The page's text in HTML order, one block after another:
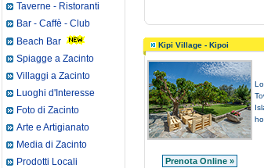
Taverne - Ristoranti
Bar - Caffè - Club
Beach Bar
Spiagge a Zacinto
Villaggi a Zacinto
Luoghi d'Interesse
Foto di Zacinto
Arte e Artigianato
Media di Zacinto
Prodotti Locali
Kipi Village - Kipoi
Prenota Online »